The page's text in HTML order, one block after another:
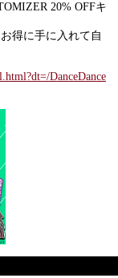
20% OFFキ
得に手に入れて自
DanceDance